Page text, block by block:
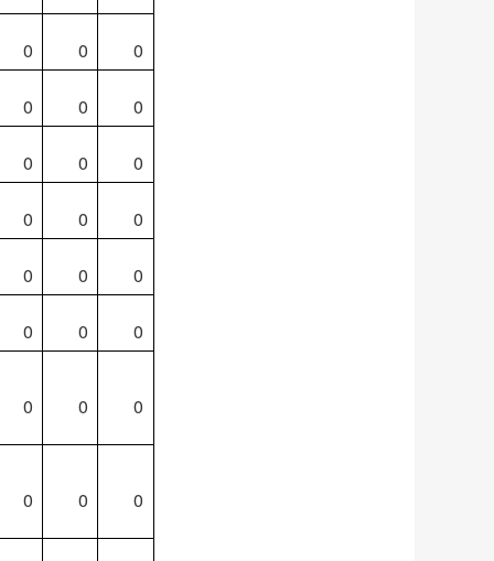
0 0 0
0 0 0
0 0 0
0 0 0
0 0 0
0 0 0
0 0 0
0 0 0